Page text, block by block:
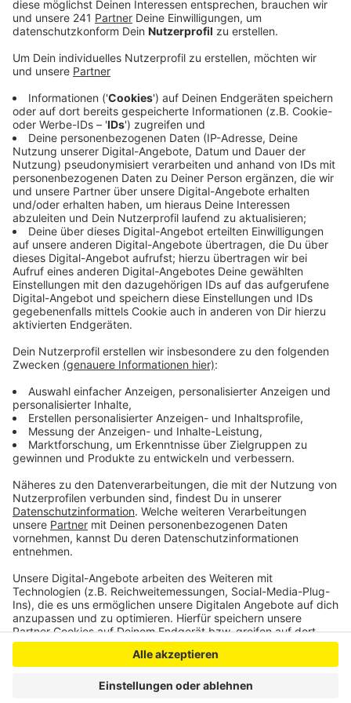
Anzeige
Platschen im Freibad jetzt mit einem
Schwimmabzeichen verbinden.
Veröffentlicht:Samstag, 08.06.2024 08:17
Anzeige
Vom 9. bis 16 Juni können alle im Freibad
Hoffnungsthal kostenlos ihre Schwimmabzeichen
machen. Das Angebot richtet sich besonders an Kinder
oder andere Nichtschwimmer. Eine Anmeldung braucht
man dafür nicht. Die Stadteerke Rösrath beteiligen
sich an dieser bundesweiten Aktion. Sie übernehmen
auch die Schwimmprüfung. Werktags geht das
zwischen 15 und 17 Uhr, am Wochenende werden die
Abzeichen zwischen 13 und 15 Uhr abgenommen.
Schwimmen zu lernen sei enorm wichtig, denn noch
immer müssen jährlich rund tausend Menschen von der
nicht richtig schwimmen können. Letztes Jahr sind
knapp 380 Menschen in Deutschland ertrunken.
Anzeige